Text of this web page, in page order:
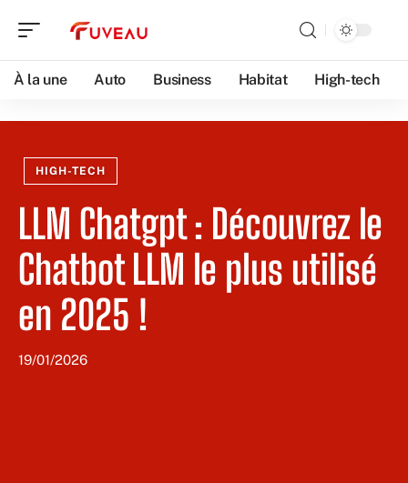
À la une Auto Business Habitat High-tech
HIGH-TECH
LLM Chatgpt : Découvrez le
Chatbot LLM le plus utilisé
en 2025 !
19/01/2026